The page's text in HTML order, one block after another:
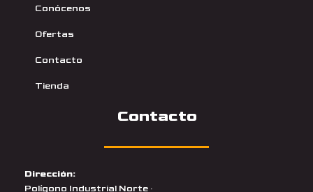
Conócenos
Ofertas
Contacto
Tienda
Contacto
Dirección:
Polígono Industrial Norte ·